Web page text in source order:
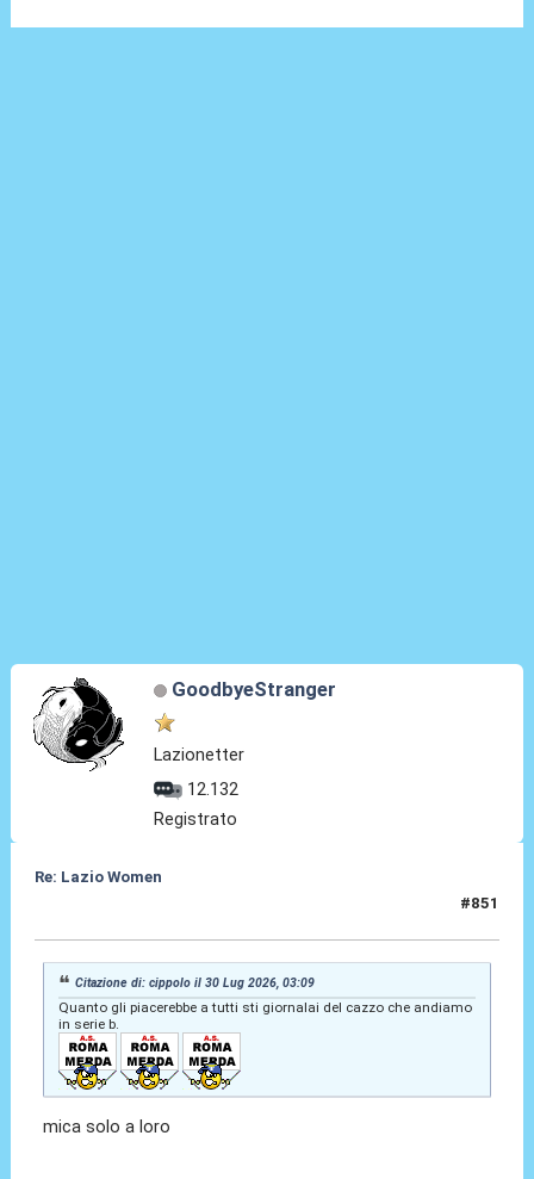
GoodbyeStranger
Lazionetter
12.132
Registrato
Re: Lazio Women
#851
Citazione di: cippolo il 30 Lug 2026, 03:09
Quanto gli piacerebbe a tutti sti giornalai del cazzo che andiamo
in serie b.
mica solo a loro